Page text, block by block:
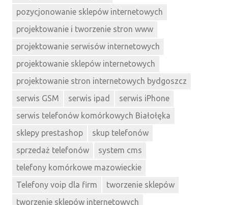
pozycjonowanie sklepów internetowych
projektowanie i tworzenie stron www
projektowanie serwisów internetowych
projektowanie sklepów internetowych
projektowanie stron internetowych bydgoszcz
serwis GSM
serwis ipad
serwis iPhone
serwis telefonów komórkowych Białołęka
sklepy prestashop
skup telefonów
sprzedaż telefonów
system cms
telefony komórkowe mazowieckie
Telefony voip dla firm
tworzenie sklepów
tworzenie sklepów internetowych